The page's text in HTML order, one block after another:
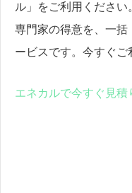
ル」をご利用くださ
専門家の得意を、一括
ービスです。今すぐご
エネカルで今すぐ見積